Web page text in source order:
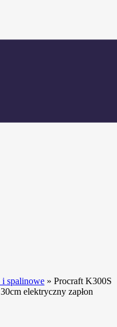
i spalinowe » Procraft K300S
elektryczny zapłon